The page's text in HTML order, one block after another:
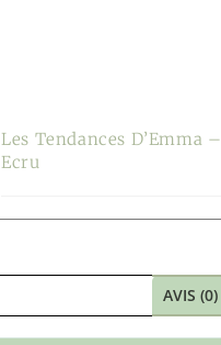
Les Tendances D’Emma
Ecru
AVIS (0)